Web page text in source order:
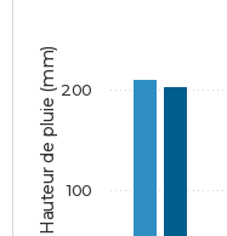
Hauteur de pluie (mm) 100
200